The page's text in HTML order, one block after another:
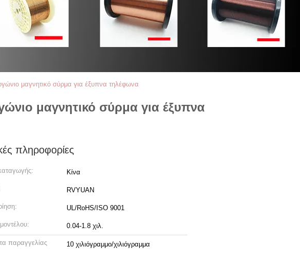
μαγνητικό σύρμα για έξυπνα τηλέφωνα
μαγνητικό σύρμα για έξυπνα
πληροφορίες
Κίνα
RVYUAN
UL/RoHS/ISO 9001
0.04-1.8 χιλ.
παραγγελίας
10 χιλιόγραμμο/χιλιόγραμμα